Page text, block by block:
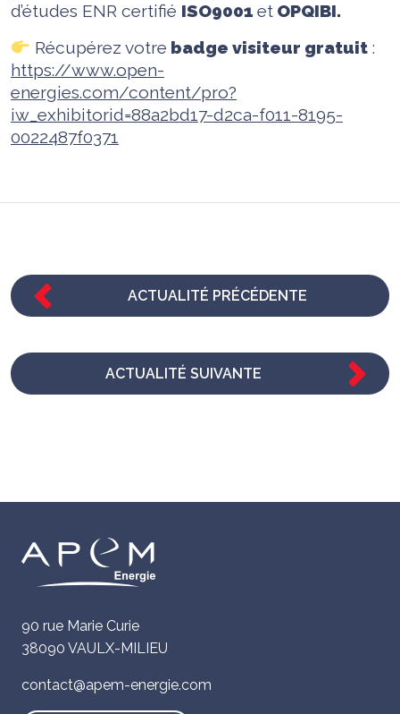
d’études ENR certifié ISO9001 et OPQIBI.
Récupérez votre badge visiteur gratuit:
https://www.open-
energies.com/content/pro?
iw_exhibitorid=88a2bd17-d2ca-f011-8195-
0022487f0371
ACTUALITÉ PRÉCÉDENTE
ACTUALITÉ SUIVANTE
90 rue Marie Curie
38090 VAULX-MILIEU
contact@apem-energie.com